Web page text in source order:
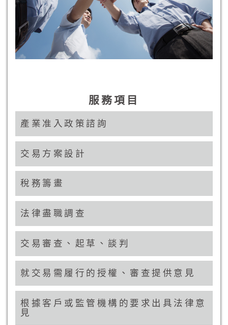
服務項目
產業准入政策諮詢
交易方案設計
稅務籌畫
法律盡職調查
交易審查、起草、談判
就交易需履行的授權、審查提供意見
根據客戶或監管機構的要求出具法律意
見